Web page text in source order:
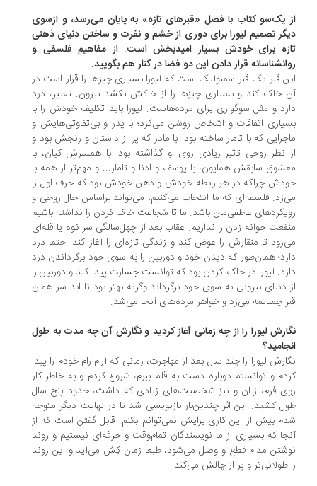
یک‌سو کتاب با فصل «قبرهای تازه» به پایان می‌رسد، و ازسوی
تصمیم لیورا برای دوری از خشم و نفرت و ساختن دنیای ذهنی
برای خودش بسیار امیدبخش است. از مفاهیم فلسفی و
قرار دادن این دو فضا در کنار هم بگویید.
قبر یک قبر سمبولیک است که لیورا بسیاری چیزها را قرار است در
خاک کند و بسیاری چیزها را از خاکش بکشد بیرون. تغییر، درد
و مثل سوگواری برای مرده‌هاست. لیورا باید تکلیف خودش را با
اتفاقات و اشخاص روشن می‌کرد؛ با پدر و بی‌تفاوتی‌هایش و
که با تامار ساخته بود. با مادر که پر از داستان و رنجش بود و
نظر روحی تاثیر زیادی روی او گذاشته بود. با همسرش کیان، با
سابقش همایون، با یوسف و ادنا و تامار... و مهم‌تر از همه با
چراکه در هر رابطه خودش و ذهن خودش بود که حرف اول را
فلسفه‌ای که ما انتخاب می‌کنیم، می‌تواند براساس حال روحی و
عاطفی‌مان باشد. ما تا شجاعت خاک کردن را نداشته باشیم
جوانه زدن را نداریم. عقاب بعد از چهل‌سالگی سر کوه یا قله‌ای
تا منقارش را عوض کند و زندگی تازه‌ای را آغاز کند. حتما درد
همان‌طور که دیدن خود و دوربین را به سوی خود برگرداندن درد
لیورا در خاک کردن بود که توانست جسارت پیدا کند و دوربین را
دنیای بیرونی به سوی خود برگرداند وگرنه بهتر بود تا ابد سر همان
چمباتمه می‌زد و خواهر مرده‌های آنجا می‌شد.
لیورا را از چه زمانی آغاز کردید و نگارش آن چه مدت به طول
لیورا را چند سال بعد از مهاجرت، زمانی که آرام‌آرام خودم را پیدا
و توانستم دوباره دست به قلم ببرم، شروع کردم و به خاطر کار
فرم، زبان و نیز شخصیت‌های زیادی که داشت، حدود پنج سال
کشید. این اثر چندین‌بار بازنویسی شد تا در نهایت دیگر متوجه
بیش از این کاری برایش نمی‌توانم بکنم. قابل گفتن است که از
که بسیاری از ما نویسندگان تمام‌وقت و حرفه‌ای نیستیم و روند
مدام قطع و وصل می‌شود، طبعا زمان کِش می‌آید و این روند
طولانی‌تر و پر از چالش می‌کند.